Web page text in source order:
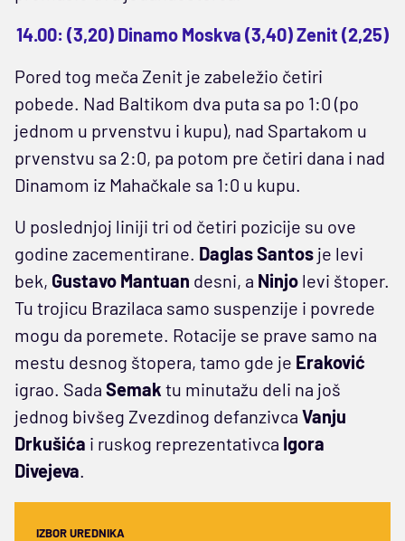
14.00: (3,20) Dinamo Moskva (3,40) Zenit (2,25)
Pored tog meča Zenit je zabeležio četiri
pobede. Nad Baltikom dva puta sa po 1:0 (po
jednom u prvenstvu i kupu), nad Spartakom u
prvenstvu sa 2:0, pa potom pre četiri dana i nad
Dinamom iz Mahačkale sa 1:0 u kupu.
U poslednjoj liniji tri od četiri pozicije su ove
godine zacementirane. Daglas Santos je levi
bek, Gustavo Mantuan desni, a Ninjo levi štoper.
Tu trojicu Brazilaca samo suspenzije i povrede
mogu da poremete. Rotacije se prave samo na
mestu desnog štopera, tamo gde je Eraković
igrao. Sada Semak tu minutažu deli na još
jednog bivšeg Zvezdinog defanzivca Vanju
Drkušića i ruskog reprezentativca Igora
Divejeva.
IZBOR UREDNIKA